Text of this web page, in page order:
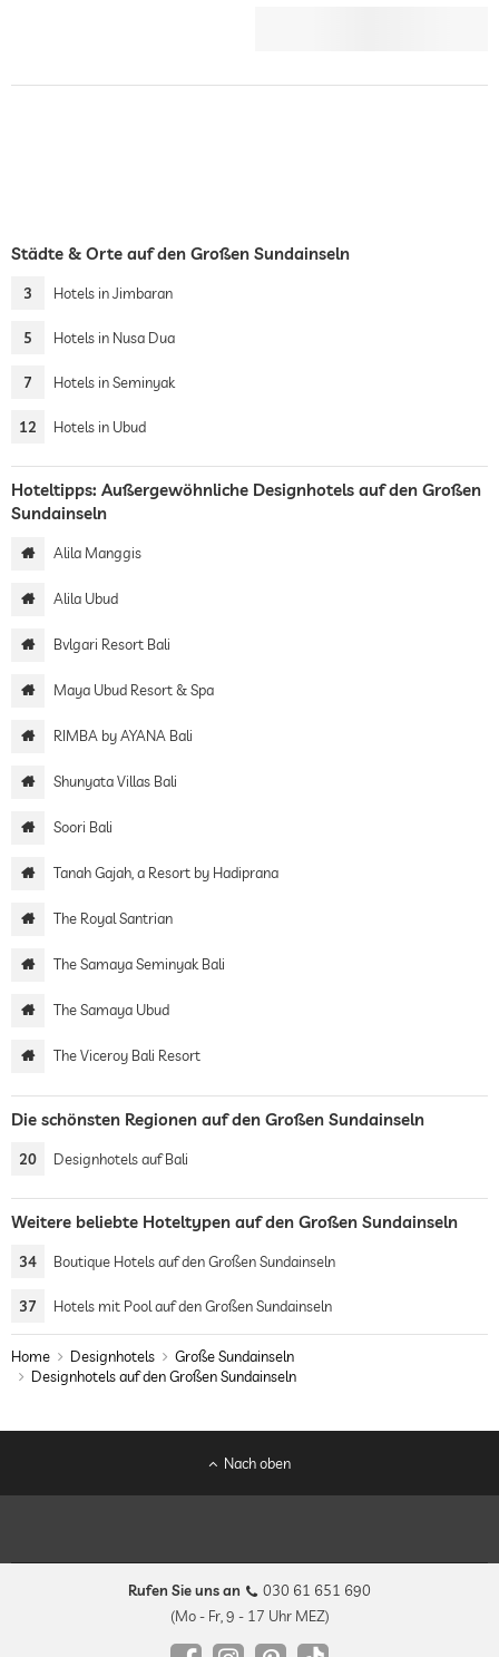
Städte & Orte auf den Großen Sundainseln
3 Hotels in Jimbaran
5 Hotels in Nusa Dua
7 Hotels in Seminyak
12 Hotels in Ubud
Hoteltipps: Außergewöhnliche Designhotels auf den Großen
Sundainseln
Alila Manggis
Alila Ubud
Bvlgari Resort Bali
Maya Ubud Resort & Spa
RIMBA by AYANA Bali
Shunyata Villas Bali
Soori Bali
Tanah Gajah, a Resort by Hadiprana
The Royal Santrian
The Samaya Seminyak Bali
The Samaya Ubud
The Viceroy Bali Resort
Die schönsten Regionen auf den Großen Sundainseln
20 Designhotels auf Bali
Weitere beliebte Hoteltypen auf den Großen Sundainseln
34 Boutique Hotels auf den Großen Sundainseln
37 Hotels mit Pool auf den Großen Sundainseln
Home Designhotels
Große Sundainseln
Designhotels auf den Großen Sundainseln
Nach oben
Rufen Sie uns an
030 61 651 690
(Mo - Fr, 9 - 17 Uhr MEZ)